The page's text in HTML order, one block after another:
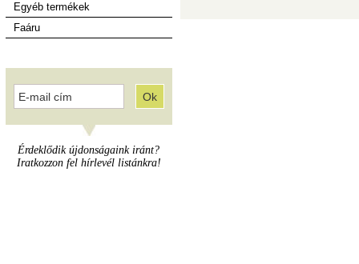
Egyéb termékek
Faáru
Érdeklődik újdonságaink iránt?
Iratkozzon fel hírlevél listánkra!